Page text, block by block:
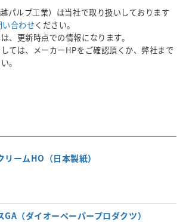
パルプ工業）は当社で取り扱いしております
い合わせください。
、更新時点での情報になります。
ては、メーカーHPをご確認頂くか、弊社まで
。
リームHO（日本製紙）
GA（ダイオーペーパープロダクツ）